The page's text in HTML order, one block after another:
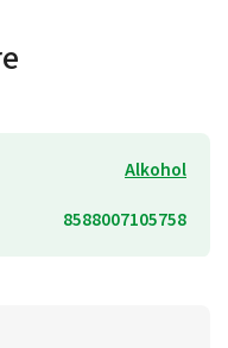
Alkohol
8588007105758